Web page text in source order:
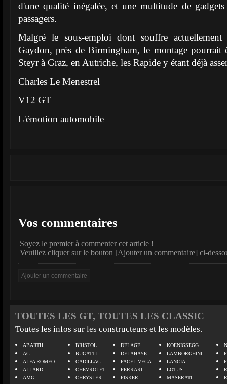
d'une qualité inégalée, et une multitude de gadgets
passagers.
Malgré le sous-emploi dont souffre
Gaydon, près de Birmingham, le montage pourrait
Steyr à Graz, en Autriche, les Rapide y étant déjà
Charles Le Menestrel
V12 GT
L'émotion automobile
Vos commentaires
Soyez le premier à commenter cet article !
Veuillez cliquer sur le bouton [Ajouter un commentaire] ci-
TOUTES LES GT, TOUTES LES CLASSIC
Toutes les infos sur les constructeurs et les modèles.
ABARTH
AC
ALFA ROMEO
ALLARD
AMG
BRISTOL
BUGATTI
CADILLAC
CHEVROLET
CHRYSLER
DELAGE
DELAHAYE
FACEL VEGA
FERRARI
FISKER
KOENIGSEGG
LAMBORGHINI
LANCIA
LOTUS
MASERATI